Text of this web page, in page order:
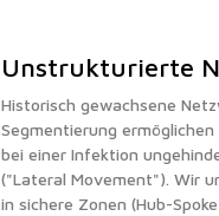
Unstrukturierte
Historisch gewachsene
Segmentierung
bei einer Infektion
("Lateral Movement"). Wir
in sichere Zonen (Hub-